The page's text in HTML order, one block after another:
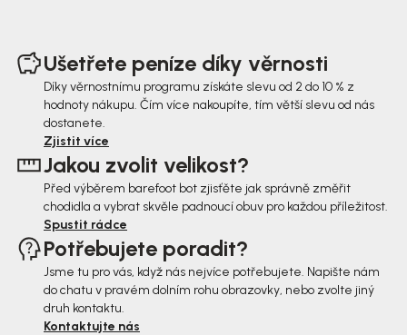
Ušetřete peníze díky věrnosti
Díky věrnostnímu programu získáte slevu od 2 do 10 % z
hodnoty nákupu. Čím více nakoupíte, tím větší slevu od nás
dostanete.
Zjistit více
Jakou zvolit velikost?
Před výběrem barefoot bot zjisťěte jak správně změřit
chodidla a vybrat skvěle padnoucí obuv pro každou příležitost.
Spustit rádce
Potřebujete poradit?
Jsme tu pro vás, když nás nejvíce potřebujete. Napište nám
do chatu v pravém dolním rohu obrazovky, nebo zvolte jiný
druh kontaktu.
Kontaktujte nás